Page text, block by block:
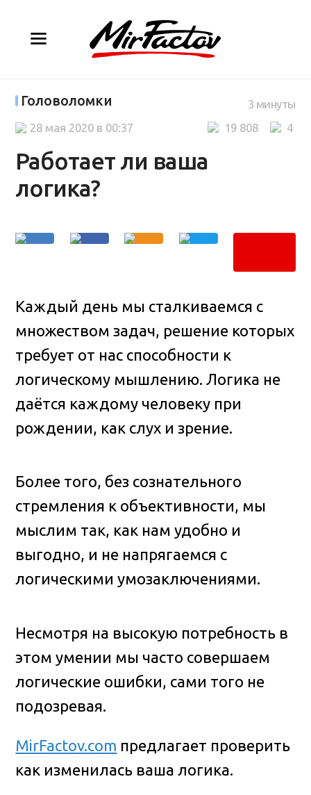
Головоломки
Работает ли ваша
логика?
3 минуты
4
19 808
28 мая 2020 в 00:37
Каждый день мы сталкиваемся с
множеством задач, решение которых
требует от нас способности к
логическому мышлению. Логика не
даётся каждому человеку при
рождении, как слух и зрение.
Более того, без сознательного
стремления к объективности, мы
мыслим так, как нам удобно и
выгодно, и не напрягаемся с
логическими умозаключениями.
Несмотря на высокую потребность в
этом умении мы часто совершаем
логические ошибки, сами того не
подозревая.
MirFactov.com предлагает проверить
как изменилась ваша логика.